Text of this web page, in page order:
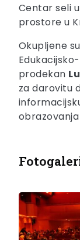
Centar seli
prostore u
Okupljene
prodekan
za darovitu
obrazovanja